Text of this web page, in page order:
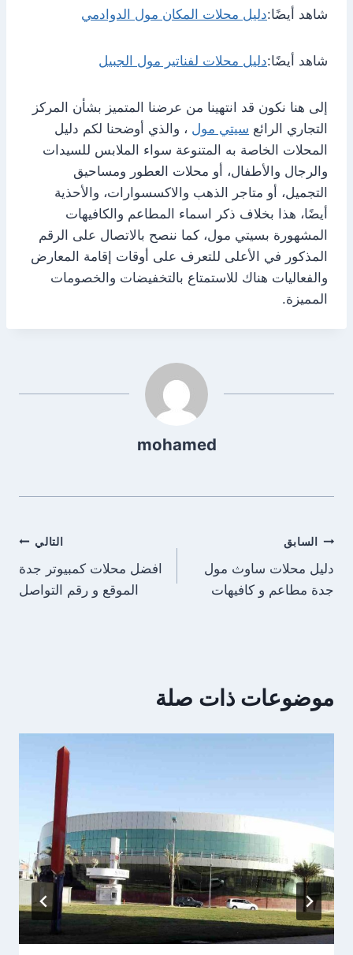
شاهد أيضًا:دليل محلات المكان مول الدوادمي
شاهد أيضًا:دليل محلات لفناتير مول الجبيل
إلى هنا نكون قد انتهينا من عرضنا المتميز بشأن المركز
التجاري الرائع سيتي مول ، والذي أوضحنا لكم دليل
المحلات الخاصة به المتنوعة سواء الملابس للسيدات
والرجال والأطفال، أو محلات العطور ومساحيق
التجميل، أو متاجر الذهب والاكسسوارات، والأحذية
أيضًا، هذا بخلاف ذكر اسماء المطاعم والكافيهات
المشهورة بسيتي مول، كما ننصح بالاتصال على الرقم
المذكور في الأعلى للتعرف على أوقات إقامة المعارض
والفعاليات هناك للاستمتاع بالتخفيضات والخصومات
المميزة.
mohamed
تصفّح
المقالات
السابق
دليل محلات ساوث مول
جدة مطاعم و كافيهات
التالي
افضل محلات كمبيوتر جدة
الموقع و رقم التواصل
موضوعات ذات صلة